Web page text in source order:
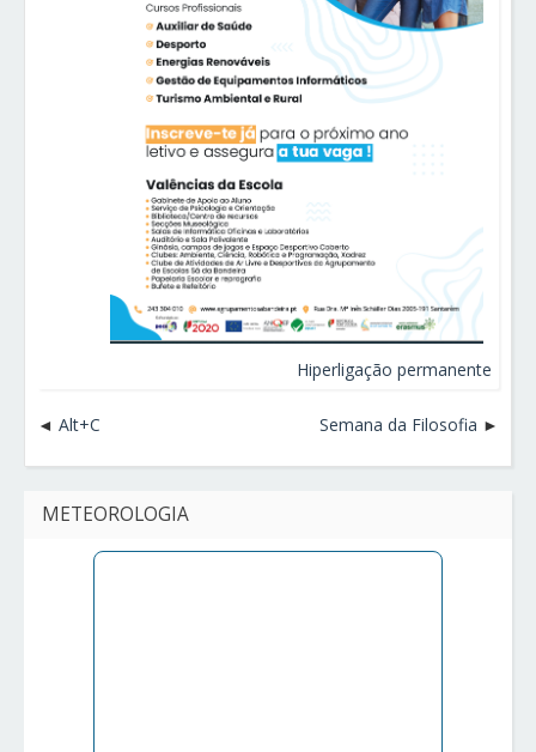
Hiperligação permanente
Alt+C Semana da Filosofia
METEOROLOGIA